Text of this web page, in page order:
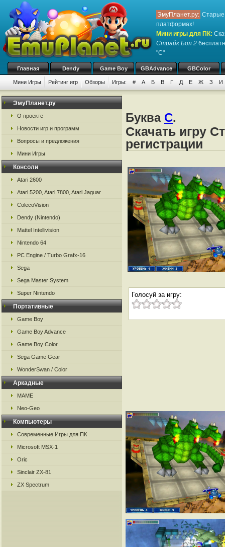
ЭмуПланет.ру: Старые
платформах!
Мини игры для ПК:
Страйк Бол 2
"С"
Главная Dendy Game Boy GBAdvance GBColor
Мини Игры Рейтинг игр Обзоры Игры: # А Б В Г Д Е Ж З И
ЭмуПланет.ру
О проекте
Новости игр и программ
Вопросы и предложения
Мини Игры
Консоли
Atari 2600
Atari 5200, Atari 7800, Atari Jaguar
ColecoVision
Dendy (Nintendo)
Mattel Intellivision
Nintendo 64
PC Engine / Turbo Grafx-16
Sega
Sega Master System
Super Nintendo
Портативные
Game Boy
Game Boy Advance
Game Boy Color
Sega Game Gear
WonderSwan / Color
Аркадные
MAME
Neo-Geo
Компьютеры
Современные Игры для ПК
Microsoft MSX-1
Oric
Sinclair ZX-81
ZX Spectrum
Буква С.
Скачать игру
регистрации
Голосуй за игру: